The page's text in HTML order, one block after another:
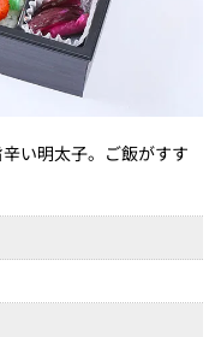
い明太子。ご飯がすす